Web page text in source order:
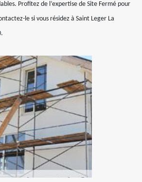
Profitez de l’expertise de Site Fermé pour
le si vous résidez à Saint Leger La